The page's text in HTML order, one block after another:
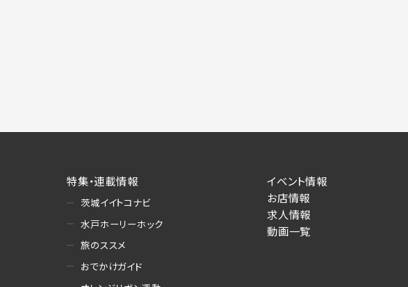
特集・連載情報
茨城イイトコナビ
水戸ホーリーホック
旅のススメ
おでかけガイド
イベント情報
お店情報
求人情報
動画一覧